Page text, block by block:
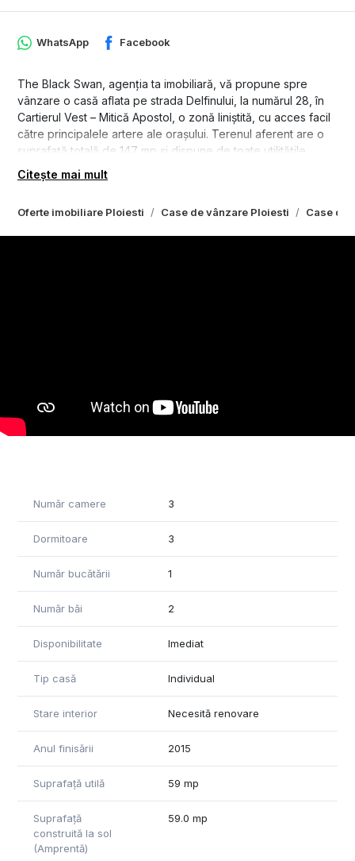
Oferte imobiliare Ploiesti Case de vânzare Ploiesti Case de
WhatsApp Facebook
The Black Swan, agenția ta imobiliară, vă propune spre
vânzare o casă aflata pe strada Delfinului, la numărul 28, în
Cartierul Vest – Mitică Apostol, o zonă liniștită, cu acces facil
către principalele artere ale orașului. Terenul aferent are o
suprafață totală de 147 mp și dispune de toate utilitățile
necesare pentru confortul urban: apă, gaz, canalizare și
energie electrică.
Casa a fost construită în anul 1939. În anul 2023 s-au efectuat
răspundere, pentru cei care apreciază caracterul autentic și
doresc să restaureze o proprietate cu istorie.
atât pentru locuire, cât și pentru investiție.
Proprietatea este liberă de sarcini și disponibilă imediat
Comision 0% pentru cumpărător.
Pentru mai multe detalii și pentru a programa o vizionare, va
stam cu drag la dispozitie!
Citește mai mult
Număr camere 3
Dormitoare 3
Număr bucătării 1
Număr băi 2
Disponibilitate Imediat
Tip casă Individual
Stare interior Necesită renovare
Anul finisării 2015
Suprafață utilă 59 mp
Suprafață
construită la sol
(Amprentă)
59.0 mp